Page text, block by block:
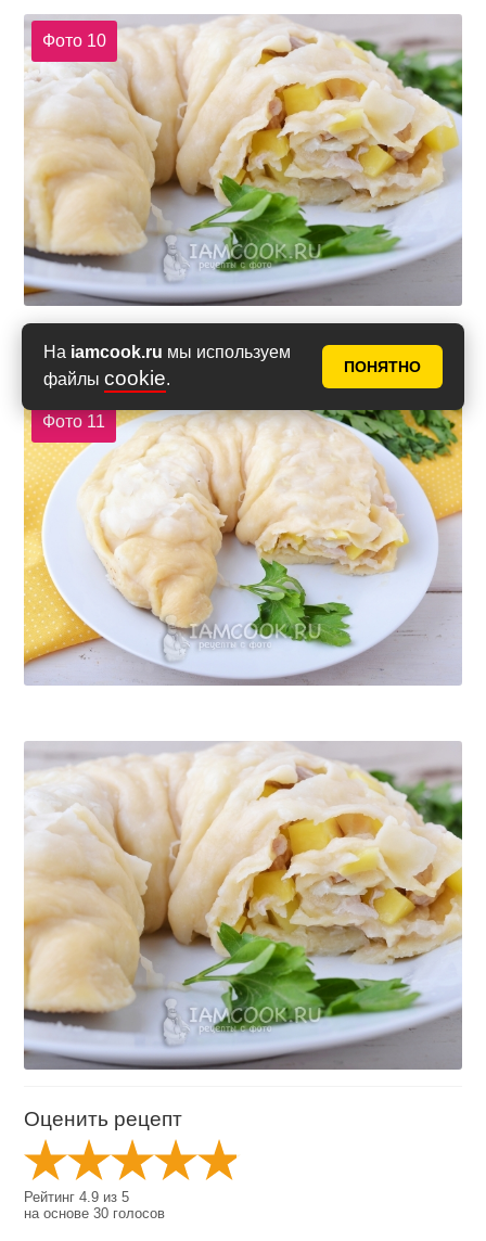
На iamcook.ru мы используем
файлы cookie.
ПОНЯТНО
Фото 10
Приятного аппетита!
Фото 11
Оценить рецепт
Рейтинг4.9 из5
на основе30 голосов